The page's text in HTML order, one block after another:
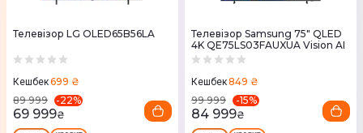
Телевізор LG OLED65B56LA
Кешбек699 ₴
89 999
-22%
69 999₴
Телевізор Samsung 75" QLED
4K QE75LS03FAUXUA Vision AI
Кешбек849 ₴
99 999
-15%
84 999₴